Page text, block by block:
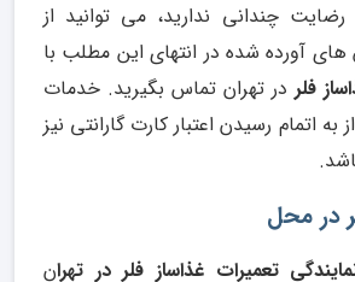
رضایت چندانی ندارید، می توانید از
آورده شده در انتهای این مطلب با
فلر در تهران تماس بگیرید. خدمات
اتمام رسیدن اعتبار کارت گارانتی نیز
در محل
تعمیرات غذاساز فلر در تهران